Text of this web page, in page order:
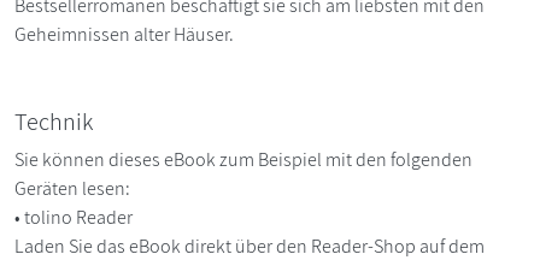
Geheimnissen alter Häuser.
Technik
Sie können dieses eBook zum Beispiel mit den folgenden
Geräten lesen:
• tolino Reader
Laden Sie das eBook direkt über den Reader-Shop auf dem